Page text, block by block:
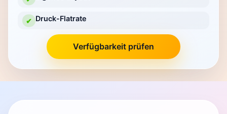
✔ Druck-Flatrate
Verfügbarkeit prüfen